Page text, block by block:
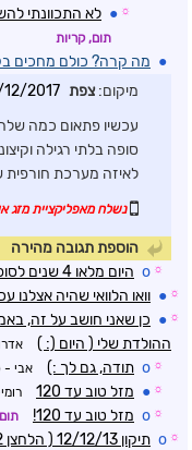
☼
● לא התכוונתי
תום, קריות
● מה קרה? כולם מחכים
מיקום:צפת 2017 22:42
סופה בלתי רגילה
לאיזה מערכת חורפית
נשלח מאפליקציית מזג
הוספת תגובה מהירה
☼
o היום מלאו 4 שנים לסופת המאה :)
☼
● וואו הלוואי שהיה אצלנו
☼
●
ההולדת שלי ( היום (: )
☼
o תודה, גם לך :) אבי -
☼
● מזל טוב עד 120
☼
o מזל טוב עד 120!
☼
o תיקון 12/12/13 ( הלחצן 2 ליד הלחצן 3)